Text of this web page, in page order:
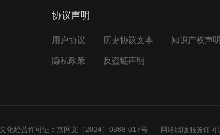
协议声明
用户协议 历史协议文本 知识产权声明
隐私政策 反盗链声明
化经营许可证：京网文（2024）0368-017号 网络出版服务许